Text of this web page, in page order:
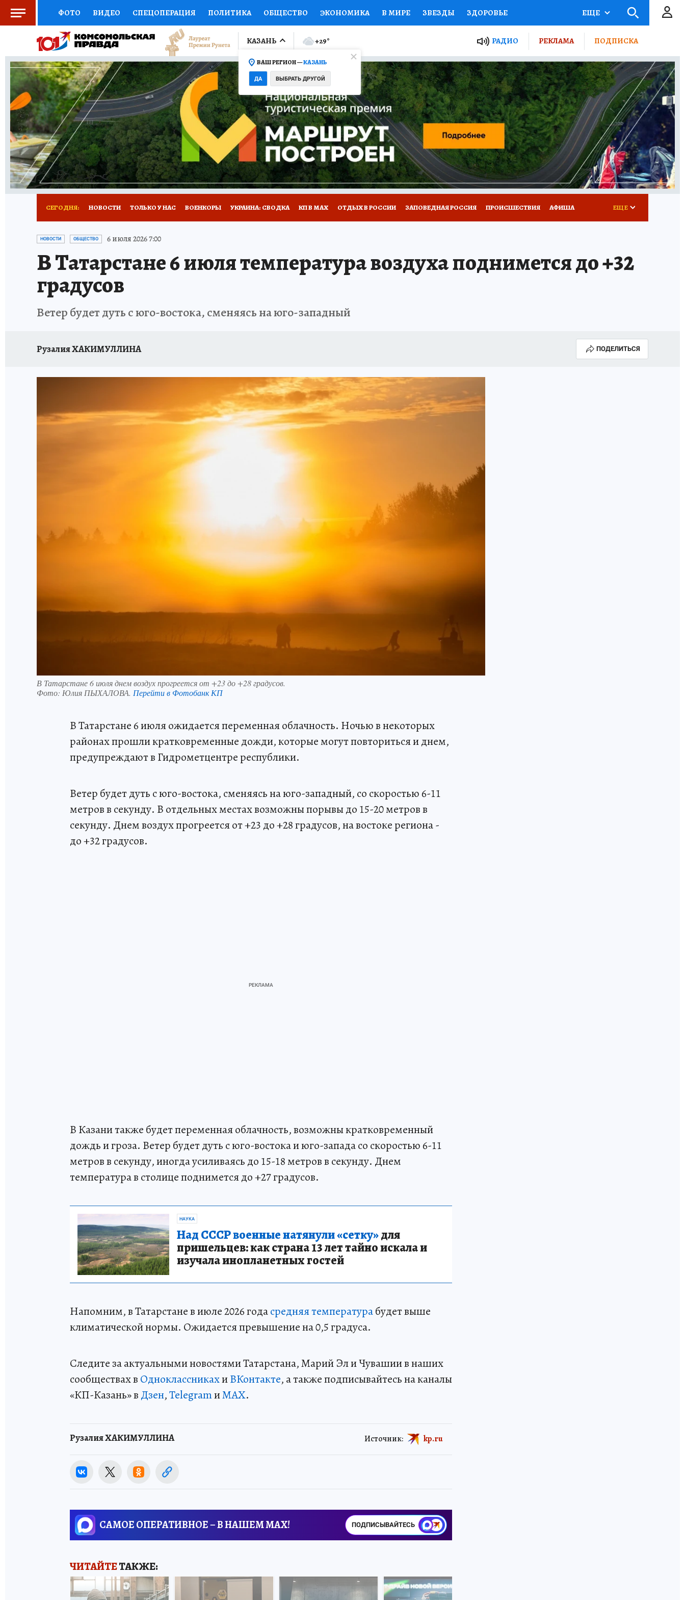
ФОТО ВИДЕО СПЕЦОПЕРАЦИЯ ПОЛИТИКА ОБЩЕСТВО ЭКОНОМИКА В МИРЕ ЗВЕЗДЫ ЗДОРОВЬЕ
СОЦПОДДЕРЖКА НАУКА СПОРТ КОЛУМНИСТЫ ПРОИСШЕСТВИЯ НАЦИОНАЛЬНЫЕ ПРОЕКТЫ РОССИИ
ВЫБОР ЭКСПЕРТОВ ДОКТОР ФИНАНСЫ ОТКРЫВАЕМ МИР Я ЗНАЮ СЕМЬЯ ЖЕНСКИЕ СЕКРЕТЫ ПУТЕВОДИТЕЛЬ
КНИЖНАЯ ПОЛКА ПРОГНОЗЫ НА СПОРТ ПРОМОКОДЫ СЕРИАЛЫ СПЕЦПРОЕКТЫ ДЕФИЦИТ ЖЕЛЕЗА ТУРИЗМ
ПРЕСС-ЦЕНТР НЕДВИЖИМОСТЬ ТЕЛЕВИЗОР КОЛЛЕКЦИИ КОНКУРСЫ РАБОТА У НАС ГИД ПОТРЕБИТЕЛЯ ВСЕ О КП
РАДИО КП РЕКЛАМА ТЕСТЫ НОВОЕ НА САЙТЕ
ЕЩЕ
КАЗАНЬ
ВАШ РЕГИОН —КАЗАНЬ
ДА ВЫБРАТЬ ДРУГОЙ
+29° РАДИО РЕКЛАМА ПОДПИСКА
СЕГОДНЯ: НОВОСТИ ТОЛЬКО У НАС ВОЕНКОРЫ УКРАИНА: СВОДКА КП В МАХ ОТДЫХ В РОССИИ ЗАПОВЕДНАЯ РОССИЯ ПРОИСШЕСТВИЯ АФИША
ТЕРРИТОРИЯ ДОБРА
ЕЩЕ
НОВОСТИ ОБЩЕСТВО 6 июля 2026 7:00
В Татарстане 6 июля температура воздуха поднимется до +32
градусов
Ветер будет дуть с юго-востока, сменяясь на юго-западный
Рузалия ХАКИМУЛЛИНА ПОДЕЛИТЬСЯ
В Татарстане 6 июля днем воздух прогреется от +23 до +28 градусов.
Фото: Юлия ПЫХАЛОВА. Перейти в Фотобанк КП
В Татарстане 6 июля ожидается переменная облачность. Ночью в некоторых
районах прошли кратковременные дожди, которые могут повториться и днем,
предупреждают в Гидрометцентре республики.
Ветер будет дуть с юго-востока, сменяясь на юго-западный, со скоростью 6-11
метров в секунду. В отдельных местах возможны порывы до 15-20 метров в
секунду. Днем воздух прогреется от +23 до +28 градусов, на востоке региона -
до +32 градусов.
В Казани также будет переменная облачность, возможны кратковременный
дождь и гроза. Ветер будет дуть с юго-востока и юго-запада со скоростью 6-11
метров в секунду, иногда усиливаясь до 15-18 метров в секунду. Днем
температура в столице поднимется до +27 градусов.
НАУКА
Над СССР военные натянули «сетку»для
пришельцев: как страна 13 лет тайно искала и
изучала инопланетных гостей
Напомним, в Татарстане в июле 2026 годасредняя температурабудет выше
климатической нормы. Ожидается превышение на 0,5 градуса.
Следите за актуальными новостями Татарстана, Марий Эл и Чувашии в наших
сообществах в ОдноклассникахиВКонтакте, а также подписывайтесь на каналы
«КП-Казань» в Дзен,TelegramиMAX.
Рузалия ХАКИМУЛЛИНА Источник: kp.ru
САМОЕ ОПЕРАТИВНОЕ – В НАШЕМ MAX! ПОДПИСЫВАЙТЕСЬ
ЧИТАЙТЕТАКЖЕ: